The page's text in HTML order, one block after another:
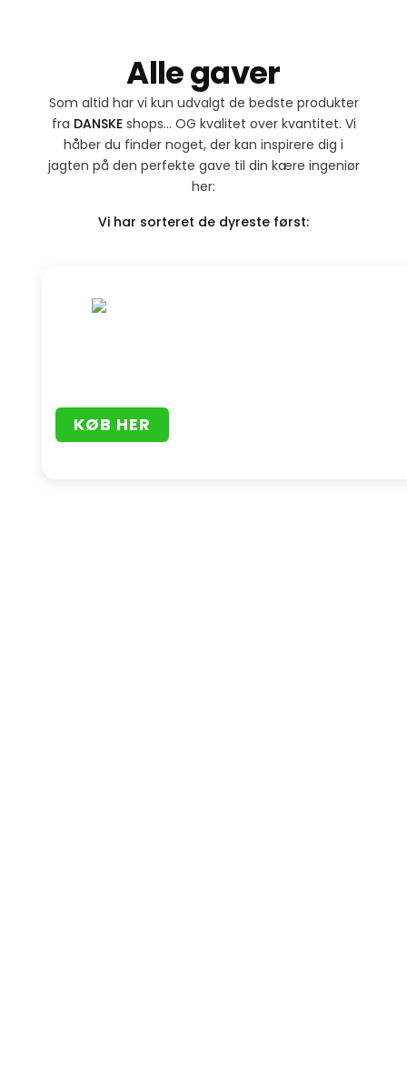
Alle gaver
Som altid har vi kun udvalgt de bedste produkter
fra DANSKEshops… OG kvalitet over kvantitet. Vi
håber du finder noget, der kan inspirere dig i
jagten på den perfekte gave til din kære ingeniør
her:
Vi har sorteret de dyreste først:
KØB HER